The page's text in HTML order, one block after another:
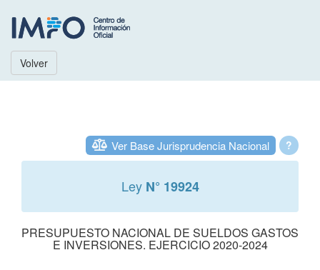
Volver
?
Ver Base Jurisprudencia Nacional
Ley N° 19924
PRESUPUESTO NACIONAL DE SUELDOS GASTOS
E INVERSIONES. EJERCICIO 2020-2024